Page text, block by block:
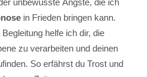
unbewusste Ängste, die ich
in Frieden bringen kann.
helfe ich dir, die
zu verarbeiten und deinen
So erfährst du Trost und